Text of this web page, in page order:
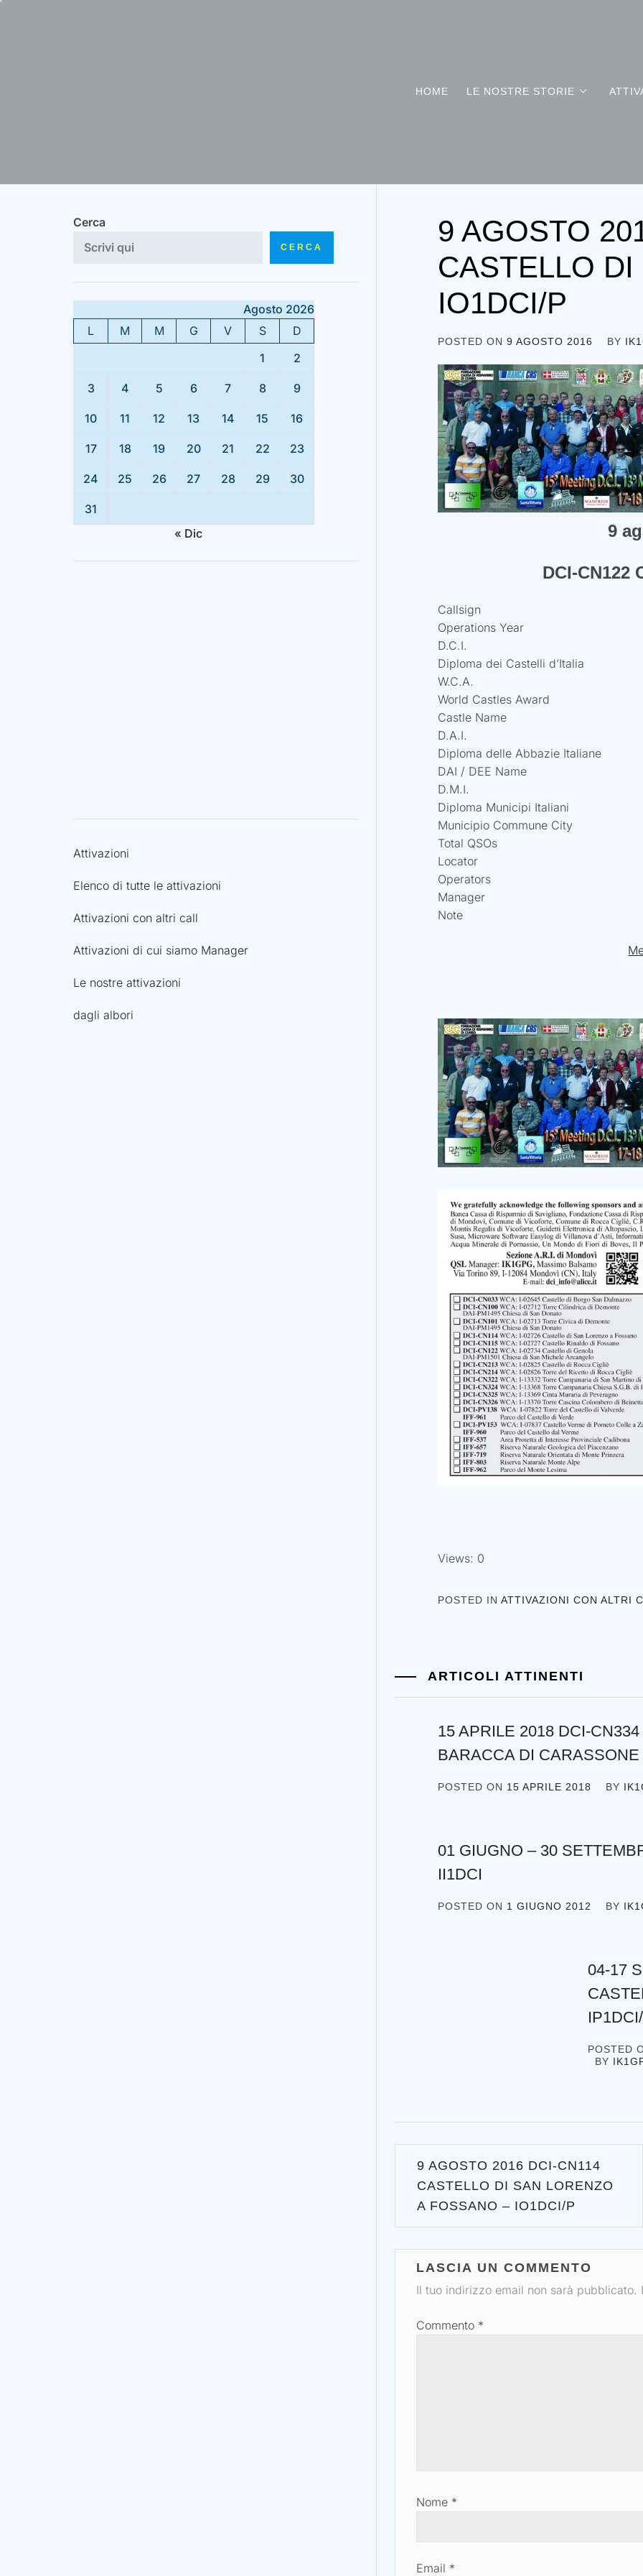
HOME LE NOSTRE STORIE
9 AGOSTO
CASTELLO
IO1DCI/P
POSTED ON 9 AGOSTO 2016 BY
9
DCI-CN122
Callsign
Operations Year
D.C.I.
Diploma dei Castelli d’Italia
W.C.A.
World Castles Award
Castle Name
D.A.I.
Diploma delle Abbazie Italiane
DAI / DEE Name
D.M.I.
Diploma Municipi Italiani
Municipio Commune City
Total QSOs
Locator
Operators
Manager
Note
Views: 0
POSTED IN ATTIVAZIONI CON ALTRI
ARTICOLI ATTINENTI
15 APRILE 2018 DCI-
BARACCA DI
POSTED ON 15 APRILE 2018 BY
01 GIUGNO – 30
II1DCI
POSTED ON 1 GIUGNO 2012 BY
04-17
POSTED
BY
Navigazione
articoli
9 AGOSTO 2016 DCI-CN114
CASTELLO DI SAN LORENZO
A FOSSANO – IO1DCI/P
LASCIA UN COMMENTO
Il tuo indirizzo email non sarà pubblicato.
Commento *
Nome *
Email *
Cerca
CERCA
Agosto 2026
L
M M G V S
D
1
2
3 4 5 6 7 8 9
10 11 12 13 14 15 16
17 18 19 20 21 22 23
24 25 26 27 28 29 30
31
« Dic
Attivazioni
Elenco di tutte le attivazioni
Attivazioni con altri call
Attivazioni di cui siamo Manager
Le nostre attivazioni
dagli albori